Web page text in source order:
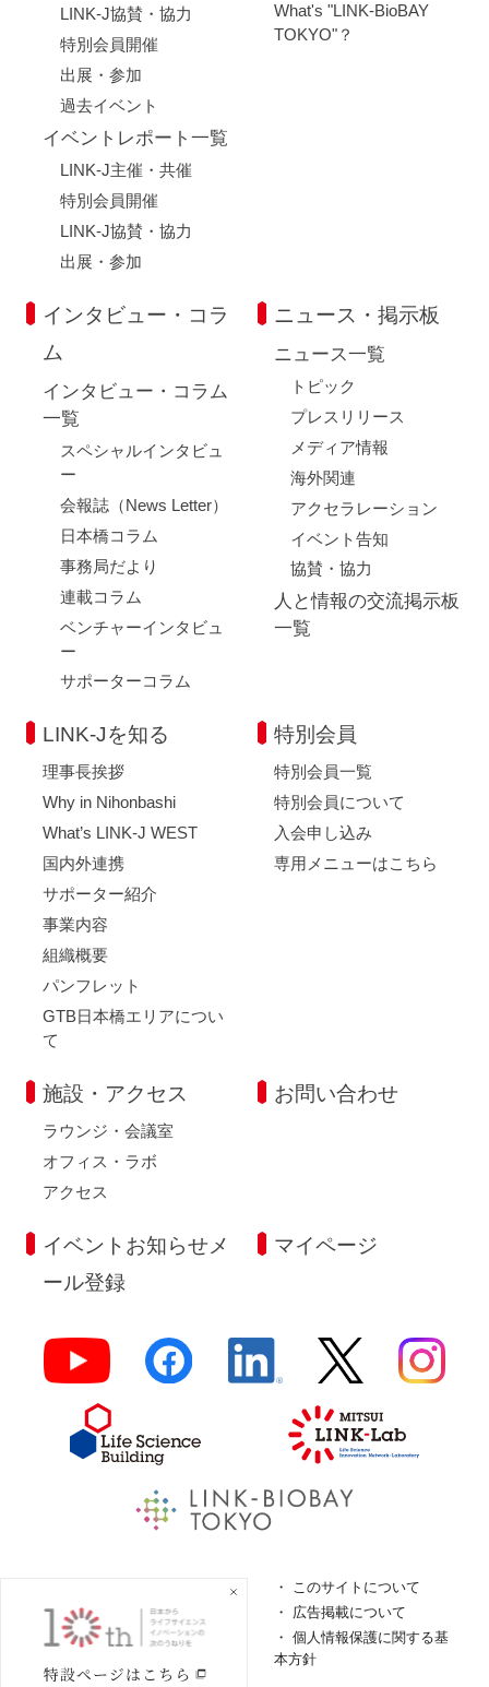
LINK-J協賛・協力
特別会員開催
出展・参加
過去イベント
イベントレポート一覧
LINK-J主催・共催
特別会員開催
LINK-J協賛・協力
出展・参加
What's "LINK-BioBAY
TOKYO"？
インタビュー・コラ
ム
インタビュー・コラム
一覧
スペシャルインタビュ
ー
会報誌（News Letter）
日本橋コラム
事務局だより
連載コラム
ベンチャーインタビュ
ー
サポーターコラム
ニュース・掲示板
ニュース一覧
トピック
プレスリリース
メディア情報
海外関連
アクセラレーション
イベント告知
協賛・協力
人と情報の交流掲示板
一覧
LINK-Jを知る
理事長挨拶
Why in Nihonbashi
What’s LINK-J WEST
国内外連携
サポーター紹介
事業内容
組織概要
パンフレット
GTB日本橋エリアについ
て
特別会員
特別会員一覧
特別会員について
入会申し込み
専用メニューはこちら
施設・アクセス
ラウンジ・会議室
オフィス・ラボ
アクセス
お問い合わせ
イベントお知らせメ
ール登録
マイページ
このサイトについて
ロゴガイドライン
広告掲載について
特定商取引法に基づく表
個人情報保護に関する基
本方針